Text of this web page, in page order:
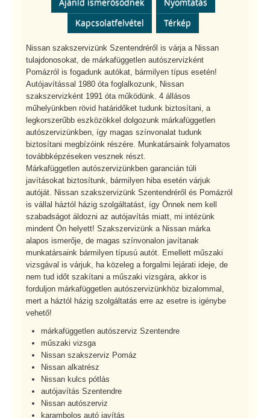
Ajánld ismerősödnek
Nyomtatás
Kapcsolatfelvétel
Térkép
Nissan szakszervizünk Szentendréről is várja a Nissan
tulajdonosokat, de márkafüggetlen autószervizként
Pomázról is fogadunk autókat, bármilyen típus esetén!
Autójavítással 1980 óta foglalkozunk, Nissan
szakszervizként 1991 óta működünk. 4 állásos
műhelyünkben rövid határidőket tudunk biztosítani, a
legkorszerűbb eszközökkel dolgozunk márkafüggetlen
autószervizünkben, így magas színvonalat tudunk
biztosítani megbízóink részére. Munkatársaink folyamatos
továbbképzéseken vesznek részt.
Márkafüggetlen autószervizünkben garancián túli
javításokat biztosítunk, bármilyen hiba esetén várjuk
autóját. Nissan szakszervizünk Szentendréről és Pomázról
is vállal háztól házig szolgáltatást, így Önnek nem kell
szabadságot áldozni az autójavítás miatt, mi intézünk
mindent Ön helyett! Szakszervizünk a Nissan márka
alapos ismerője, de magas színvonalon javítanak
munkatársaink bármilyen típusú autót. Emellett műszaki
vizsgával is várjuk, ha közeleg a forgalmi lejárati ideje, de
nem tud időt szakítani a műszaki vizsgára, akkor is
forduljon márkafüggetlen autószervizünkhöz bizalommal,
mert a háztól házig szolgáltatás erre az esetre is igénybe
vehető!
márkafüggetlen autószerviz Szentendre
műszaki vizsga
Nissan szakszerviz Pomáz
Nissan alkatrész
Nissan kulcs pótlás
autójavítás Szentendre
Nissan autószerviz
karambolos autó javítás